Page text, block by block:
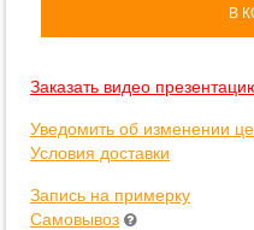
В
Заказать видео
Уведомить об изменении
Условия доставки
Запись на примерку
Самовывоз